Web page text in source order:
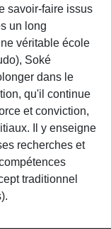
savoir-faire issus
un long
véritable école
Soké
dans le
qu'il continue
et conviction,
Il y enseigne
recherches et
traditionnel